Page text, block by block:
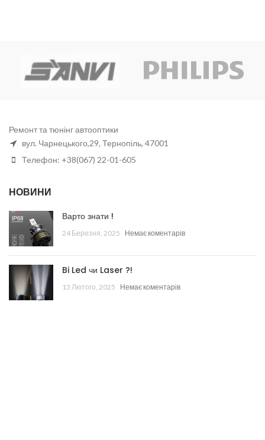
Ремонт та тюнінг автооптики
вул. Чарнецького,29, Тернопіль, 47001
Телефон: +38(067) 22-01-605
НОВИНИ
Варто знати !
24 Березня, 2025 Немає коментарів
Bi Led чи Laser ?!
13 Лютого, 2025 Немає коментарів